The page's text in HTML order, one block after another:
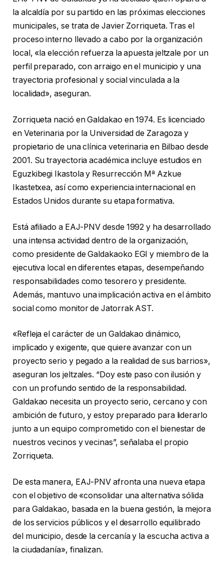
la alcaldía por su partido en las próximas elecciones
municipales, se trata de Javier Zorriqueta. Tras el
proceso interno llevado a cabo por la organización
local, «la elección refuerza la apuesta jeltzale por un
perfil preparado, con arraigo en el municipio y una
trayectoria profesional y social vinculada a la
localidad», aseguran.
Zorriqueta nació en Galdakao en 1974. Es licenciado
en Veterinaria por la Universidad de Zaragoza y
propietario de una clínica veterinaria en Bilbao desde
2001. Su trayectoria académica incluye estudios en
Eguzkibegi Ikastola y Resurrección Mª Azkue
Ikastetxea, así como experiencia internacional en
Estados Unidos durante su etapa formativa.
Está afiliado a EAJ-PNV desde 1992 y ha desarrollado
una intensa actividad dentro de la organización,
como presidente de Galdakaoko EGI y miembro de la
ejecutiva local en diferentes etapas, desempeñando
responsabilidades como tesorero y presidente.
Además, mantuvo una implicación activa en el ámbito
social como monitor de Jatorrak AST.
«Refleja el carácter de un Galdakao dinámico,
implicado y exigente, que quiere avanzar con un
proyecto serio y pegado a la realidad de sus barrios»,
aseguran los jeltzales. “Doy este paso con ilusión y
con un profundo sentido de la responsabilidad.
Galdakao necesita un proyecto serio, cercano y con
ambición de futuro, y estoy preparado para liderarlo
junto a un equipo comprometido con el bienestar de
nuestros vecinos y vecinas”, señalaba el propio
Zorriqueta.
De esta manera, EAJ-PNV afronta una nueva etapa
con el objetivo de «consolidar una alternativa sólida
para Galdakao, basada en la buena gestión, la mejora
de los servicios públicos y el desarrollo equilibrado
del municipio, desde la cercanía y la escucha activa a
la ciudadanía», finalizan.